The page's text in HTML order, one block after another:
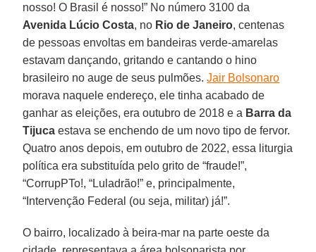
nosso! O Brasil é nosso!” No número 3100 da
Avenida Lúcio Costa, no Rio de Janeiro, centenas
de pessoas envoltas em bandeiras verde-amarelas
estavam dançando, gritando e cantando o hino
brasileiro no auge de seus pulmões.Jair Bolsonaro
morava naquele endereço, ele tinha acabado de
ganhar as eleições, era outubro de 2018 e a Barra da
Tijuca estava se enchendo de um novo tipo de fervor.
Quatro anos depois, em outubro de 2022, essa liturgia
política era substituída pelo grito de “fraude!”,
“CorrupPTo!, “Luladrão!” e, principalmente,
“Intervenção Federal (ou seja, militar) já!”.
O bairro, localizado à beira-mar na parte oeste da